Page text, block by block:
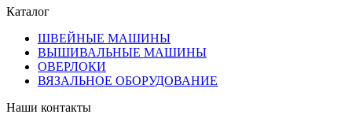
Каталог
ШВЕЙНЫЕ МАШИНЫ
ВЫШИВАЛЬНЫЕ МАШИНЫ
ОВЕРЛОКИ
ВЯЗАЛЬНОЕ ОБОРУДОВАНИЕ
Наши контакты